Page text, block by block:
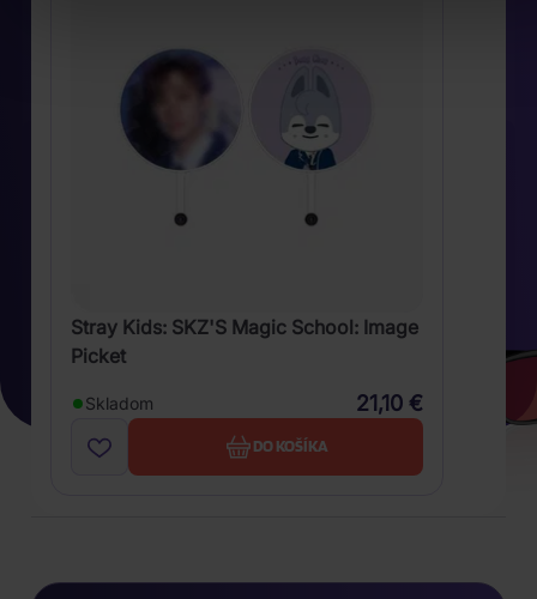
Stray Kids: SKZ'S Magic School: Image
Picket
Skladom 21,10 €
DO KOŠÍKA